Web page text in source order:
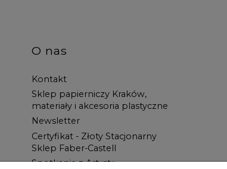
O nas
Kontakt
Sklep papierniczy Kraków,
materiały i akcesoria plastyczne
Newsletter
Certyfikat - Złoty Stacjonarny
Sklep Faber-Castell
Spotkanie z Artystą